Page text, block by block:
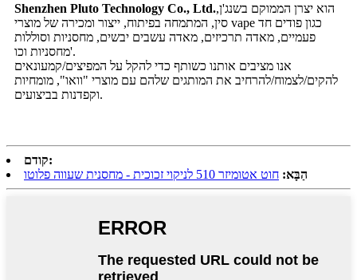
Shenzhen Pluto Technology Co., Ltd.הוא יצרן הממוקם בשנג'ן,
סין, המתמחה בפיתוח, ייצור ומכירה של מוצרי vape כגון פודים חד
פעמיים, מאדה תרכיזים, מאדה עשבים יבשים, מחסניות וסוללות
מחסניות וכו'.
אנו מציבים אותנו כשותף כדי להקל על המפיצים/קמעונאים
להקים/לצמוח/להרחיב את המותגים שלהם עם מוצרי "וואו", מומחיות
וקפדנות בביצועים.
קודם:
הַבָּא: חוט אטומיזר 510 לניקוי זכוכית - מחסנית שעווה פלוטו